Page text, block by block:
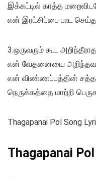
இக்கட்டில் காத்த
என் இரட்சிப்பை பாட
3.ஒருவரும் கூட அறிந்தீராத
என் வேதனையை
என் விண்ணப்பத்தின்
நெருக்கத்தை மாற்றி
Thagapanai Pol Song
Thagapanai